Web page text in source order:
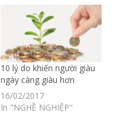
10 lý do khiến người giàu
ngày càng giàu hơn
16/02/2017
In "NGHỀ NGHIỆP"